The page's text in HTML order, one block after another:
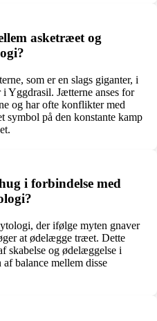
asketræet og
som er en slags giganter, i
Yggdrasil. Jætterne anses for
og har ofte konflikter med
symbol på den konstante kamp
i forbindelse med
der ifølge myten gnaver
at ødelægge træet. Dette
skabelse og ødelæggelse i
balance mellem disse